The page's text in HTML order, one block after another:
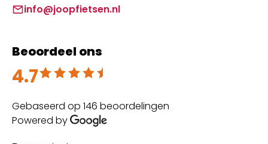
info@joopfietsen.nl
Beoordeel ons
4.7
Beoordeeld met 4.7 uit 5
Gebaseerd op 146 beoordelingen
Powered by